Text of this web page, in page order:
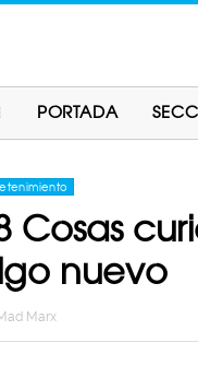
PORTADA
Cosas
nuevo
Marx